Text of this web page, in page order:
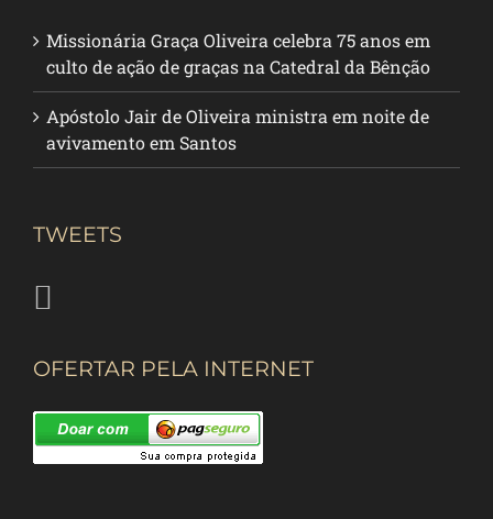
Missionária Graça Oliveira celebra 75 anos em
culto de ação de graças na Catedral da Bênção
Apóstolo Jair de Oliveira ministra em noite de
avivamento em Santos
TWEETS
OFERTAR PELA INTERNET